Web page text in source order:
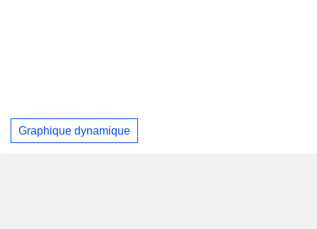
Graphique dynamique